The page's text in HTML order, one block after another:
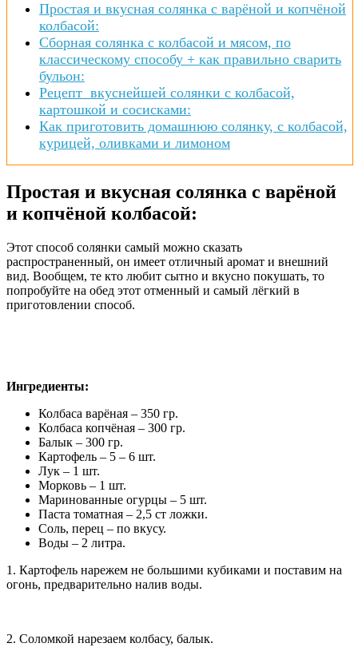
Простая и вкусная солянка с варёной и копчёной
колбасой:
Сборная солянка с колбасой и мясом, по
классическому способу + как правильно сварить
бульон:
Рецепт вкуснейшей солянки с колбасой,
картошкой и сосисками:
Как приготовить домашнюю солянку, с колбасой,
курицей, оливками и лимоном
Простая и вкусная солянка с варёной
и копчёной колбасой:
Этот способ солянки самый можно сказать
распространенный, он имеет отличный аромат и внешний
вид. Вообщем, те кто любит сытно и вкусно покушать, то
попробуйте на обед этот отменный и самый лёгкий в
приготовлении способ.
Ингредиенты:
Колбаса варёная – 350 гр.
Колбаса копчёная – 300 гр.
Балык – 300 гр.
Картофель – 5 – 6 шт.
Лук – 1 шт.
Морковь – 1 шт.
Маринованные огурцы – 5 шт.
Паста томатная – 2,5 ст ложки.
Соль, перец – по вкусу.
Воды – 2 литра.
1. Картофель нарежем не большими кубиками и поставим на
огонь, предварительно налив воды.
2. Соломкой нарезаем колбасу, балык.